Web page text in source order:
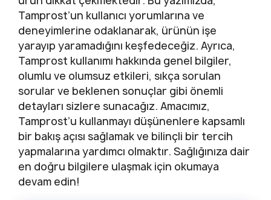
Tamprost’un kullanıcı yorumlarına ve
deneyimlerine odaklanarak, ürünün işe
yarayıp yaramadığını keşfedeceğiz. Ayrıca,
Tamprost kullanımı hakkında genel bilgiler,
olumlu ve olumsuz etkileri, sıkça sorulan
sorular ve beklenen sonuçlar gibi önemli
detayları sizlere sunacağız. Amacımız,
Tamprost’u kullanmayı düşünenlere kapsamlı
bir bakış açısı sağlamak ve bilinçli bir tercih
yapmalarına yardımcı olmaktır. Sağlığınıza dair
en doğru bilgilere ulaşmak için okumaya
devam edin!